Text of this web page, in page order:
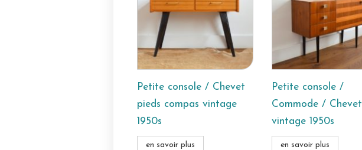
Petite console / Chevet
pieds compas vintage
1950s
en savoir plus
Petite console /
Commode / Chevet
vintage 1950s
en savoir plus